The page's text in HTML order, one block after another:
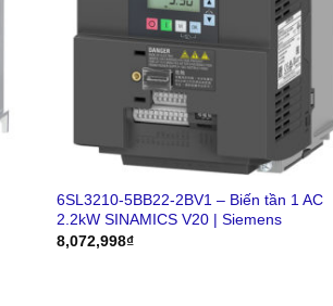
6SL3210-5BB22-2BV1 – Biến tần 1 AC
2.2kW SINAMICS V20 | Siemens
8,072,998₫